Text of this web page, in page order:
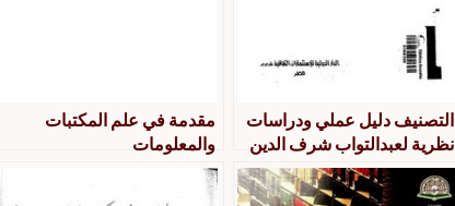
التصنيف دليل عملي ودراسات
نظرية لعبدالتواب شرف الدين
مقدمة في علم المكتبات
والمعلومات